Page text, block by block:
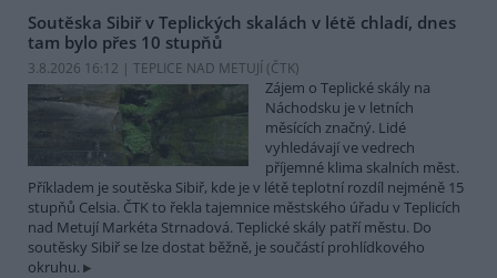
Soutěska Sibiř v Teplických skalách v létě chladí, dnes
tam bylo přes 10 stupňů
3.8.2026 16:12 | TEPLICE NAD METUJÍ (ČTK)
Zájem o Teplické skály na
Náchodsku je v letních
měsících značný. Lidé
vyhledávají ve vedrech
příjemné klima skalních měst.
Příkladem je soutěska Sibiř, kde je v létě teplotní rozdíl nejméně 15
stupňů Celsia. ČTK to řekla tajemnice městského úřadu v Teplicích
nad Metují Markéta Strnadová. Teplické skály patří městu. Do
soutěsky Sibiř se lze dostat běžně, je součástí prohlídkového
okruhu.